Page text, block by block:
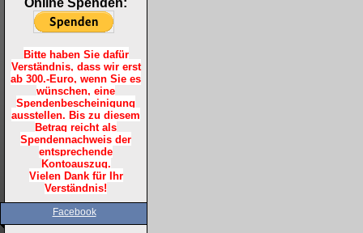
Online Spenden:
Bitte haben Sie dafür
Verständnis, dass wir erst
ab 300.-Euro, wenn Sie es
wünschen, eine
Spendenbescheinigung
ausstellen. Bis zu diesem
Betrag reicht als
Spendennachweis der
entsprechende
Kontoauszug.
Vielen Dank für Ihr
Verständnis!
Facebook